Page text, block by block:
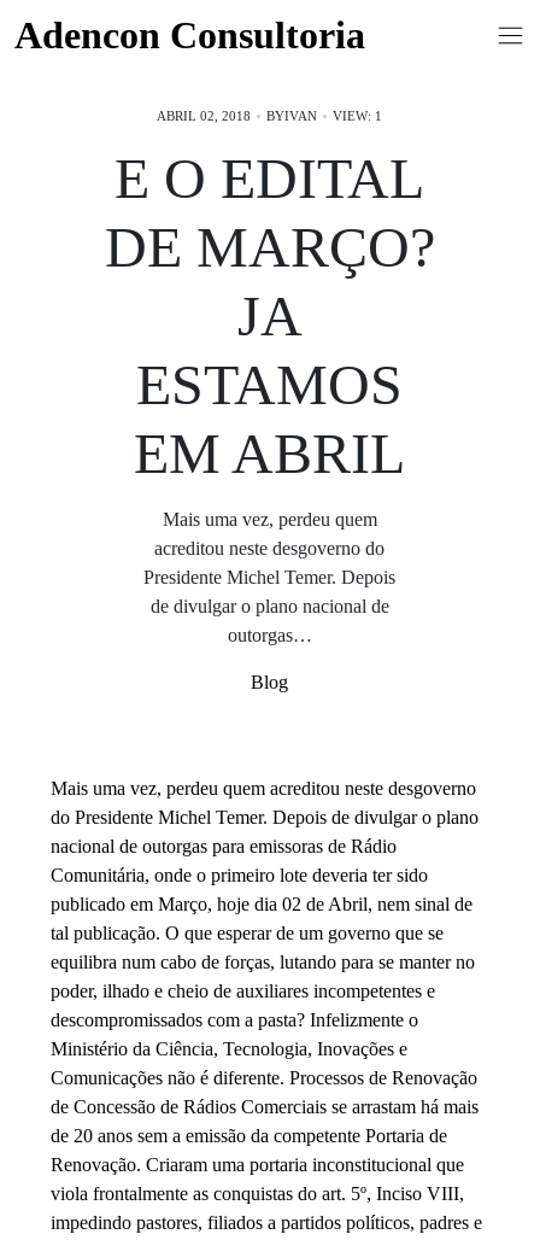
Adencon Consultoria
ABRIL 02, 2018 BYIVAN VIEW: 1
E O EDITAL
DE MARÇO?
JA
ESTAMOS
EM ABRIL
Mais uma vez, perdeu quem
acreditou neste desgoverno do
Presidente Michel Temer. Depois
de divulgar o plano nacional de
outorgas…
Blog
Mais uma vez, perdeu quem acreditou neste desgoverno
do Presidente Michel Temer. Depois de divulgar o plano
nacional de outorgas para emissoras de Rádio
Comunitária, onde o primeiro lote deveria ter sido
publicado em Março, hoje dia 02 de Abril, nem sinal de
tal publicação. O que esperar de um governo que se
equilibra num cabo de forças, lutando para se manter no
poder, ilhado e cheio de auxiliares incompetentes e
descompromissados com a pasta? Infelizmente o
Ministério da Ciência, Tecnologia, Inovações e
Comunicações não é diferente. Processos de Renovação
de Concessão de Rádios Comerciais se arrastam há mais
de 20 anos sem a emissão da competente Portaria de
Renovação. Criaram uma portaria inconstitucional que
viola frontalmente as conquistas do art. 5º, Inciso VIII,
impedindo pastores, filiados a partidos políticos, padres e